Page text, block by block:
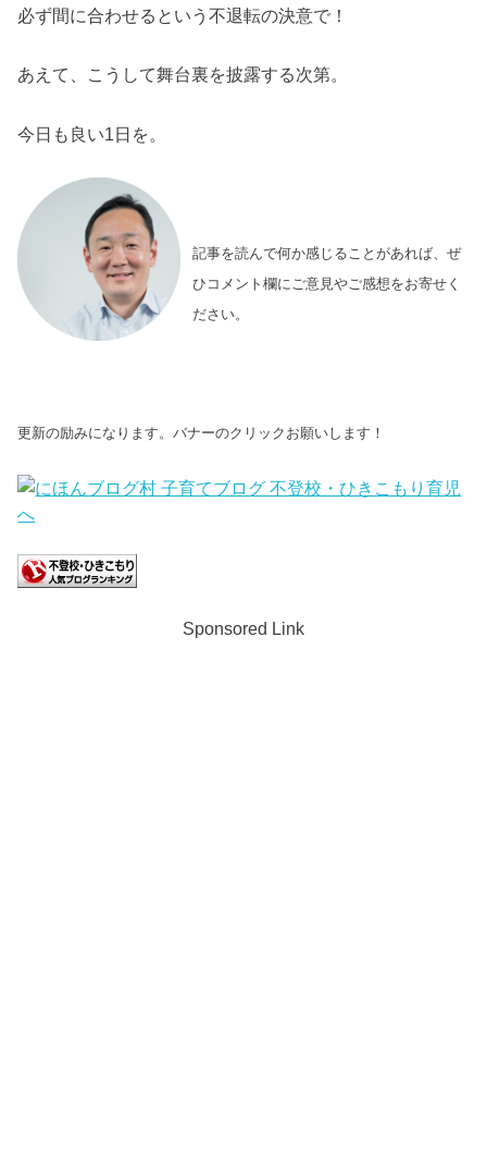
必ず間に合わせるという不退転の決意で！
あえて、こうして舞台裏を披露する次第。
今日も良い1日を。
記事を読んで何か感じることがあれば、ぜ
ひコメント欄にご意見やご感想をお寄せく
ださい。
更新の励みになります。バナーのクリックお願いします！
Sponsored Link